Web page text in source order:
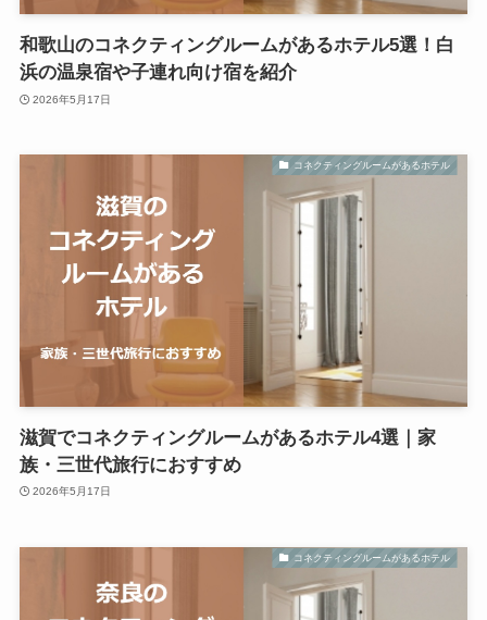
和歌山のコネクティングルームがあるホテル5選！白
浜の温泉宿や子連れ向け宿を紹介
2026年5月17日
コネクティングルームがあるホテル
滋賀でコネクティングルームがあるホテル4選｜家
族・三世代旅行におすすめ
2026年5月17日
コネクティングルームがあるホテル